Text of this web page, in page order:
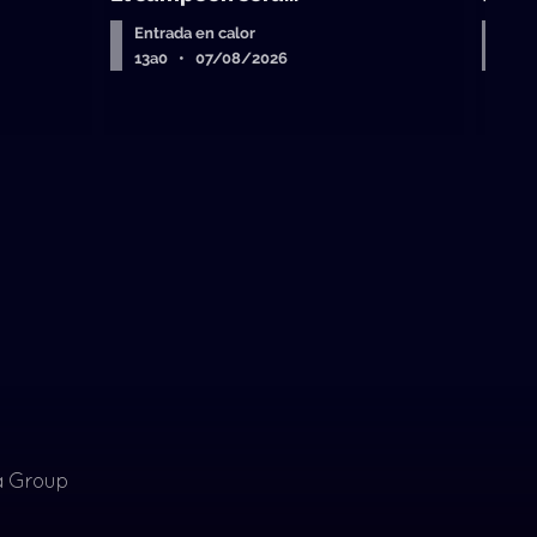
Entrada en calor
13a0 • 07/08/2026
Group